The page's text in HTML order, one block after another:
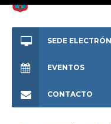
SEDE
EVENTOS
CONTACTO